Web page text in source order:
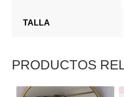
TALLA
PRODUCTOS
ESTE